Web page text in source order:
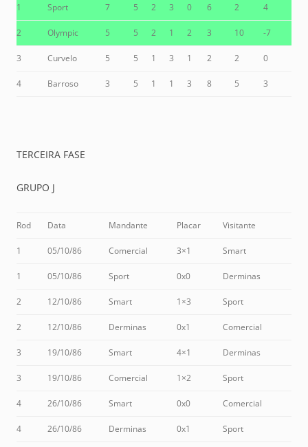
1 Sport 7 5 2 3 0 6 2 4
2 Olympic 5 5 2 1 2 3 10 -7
3 Curvelo 5 5 1 3 1 2 2 0
4 Barroso 3 5 1 1 3 8 5 3
TERCEIRA FASE
GRUPO J
Rod Data Mandante Placar Visitante
1 05/10/86 Comercial 3×1 Smart
1 05/10/86 Sport 0x0 Derminas
2 12/10/86 Smart 1×3 Sport
2 12/10/86 Derminas 0x1 Comercial
3 19/10/86 Smart 4×1 Derminas
3 19/10/86 Comercial 1×2 Sport
4 26/10/86 Smart 0x0 Comercial
4 26/10/86 Derminas 0x1 Sport